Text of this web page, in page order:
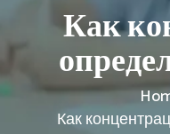
Как
Как